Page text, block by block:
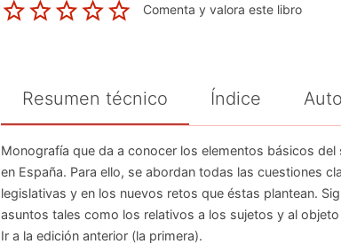
Comenta y valora este libro
Resumen técnico Índice
Monografía que da a conocer los elementos básicos
en España. Para ello, se abordan todas las cuestiones
legislativas y en los nuevos retos que éstas plantean.
asuntos tales como los relativos a los sujetos y al
Ir a la edición anterior (la primera).